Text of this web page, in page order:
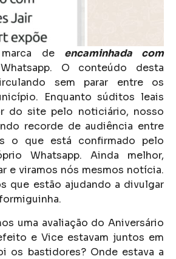
de encaminhada com
O conteúdo desta
sem parar entre os
Enquanto súditos leais
do site pelo noticiário, nosso
recorde de audiência entre
o que está confirmado pelo
Whatsapp. Ainda melhor,
e viramos nós mesmos notícia.
que estão ajudando a divulgar
uma avaliação do Aniversário
e Vice estavam juntos em
os bastidores? Onde estava a